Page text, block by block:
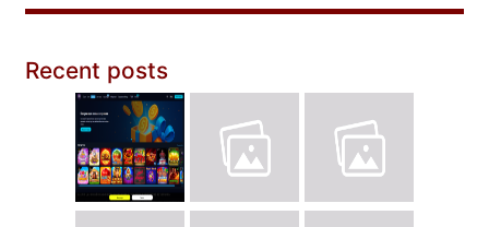
Recent posts